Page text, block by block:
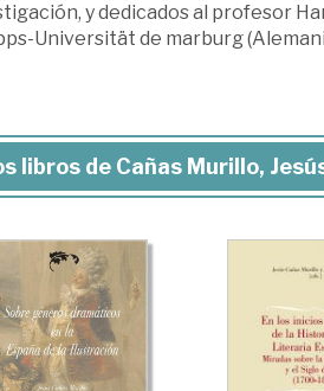
y dedicados al profesor
Universität de marburg
libros de Cañas Murillo,